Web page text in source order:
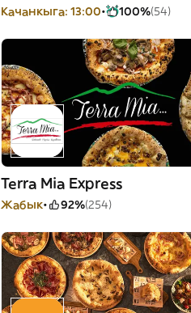
Качанкыга: 13:00 100%(54)
Terra Mia Express
Жабык 92%(254)